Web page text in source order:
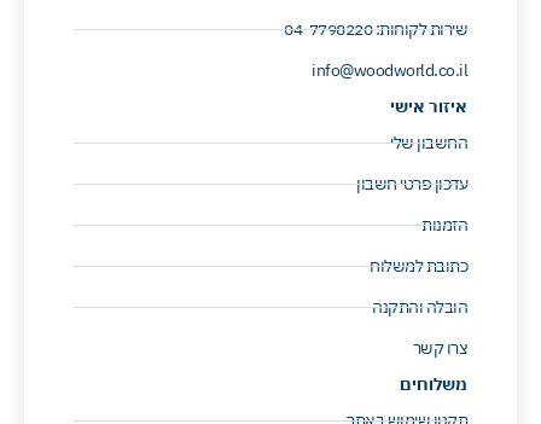
שירות לקוחות: 04-7798220 ​
info@woodworld.co.il
איזור אישי
החשבון שלי
עדכון פרטי חשבון
הזמנות
כתובת למשלוח
הובלה והתקנה
צרו קשר
משלוחים